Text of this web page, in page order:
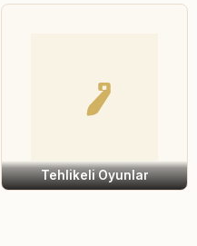
Tehlikeli Oyunlar